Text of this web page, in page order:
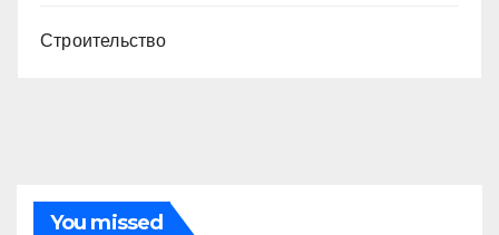
Строительство
You missed